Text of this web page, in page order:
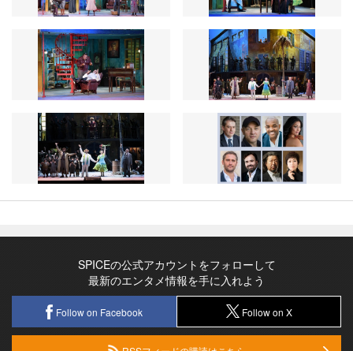
SPICEの公式アカウントをフォローして
最新のエンタメ情報を手に入れよう
Follow on Facebook Follow on X